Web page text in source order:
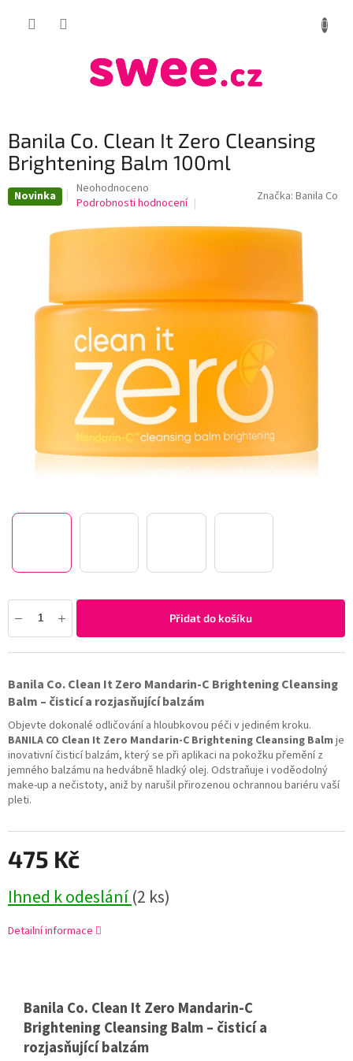
Banila Co. Clean It Zero Cleansing
Brightening Balm 100ml
Novinka
Průměrné
hodnocení
je
hvězdiček.
Neohodnoceno
Podrobnosti hodnocení
Značka: Banila Co
475 Kč
Ihned k odeslání(2 ks)
Přidat do košíku
Banila Co. Clean It Zero Mandarin-C Brightening Cleansing
Balm – čisticí a rozjasňující balzám
Objevte dokonalé odličování a hloubkovou péči v jediném kroku.
BANILA CO Clean It Zero Mandarin-C Brightening Cleansing Balm je
inovativní čisticí balzám, který se při aplikaci na pokožku přemění z
jemného balzámu na hedvábně hladký olej. Odstraňuje i voděodolný
make-up a nečistoty, aniž by narušil přirozenou ochrannou bariéru vaší
pleti.
Detailní informace
Banila Co. Clean It Zero Mandarin-C
Brightening Cleansing Balm – čisticí a
rozjasňující balzám